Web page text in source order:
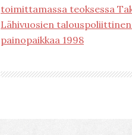
toimittamassa teoksessa
Lähivuosien talouspoliittinen
painopaikkaa 1998